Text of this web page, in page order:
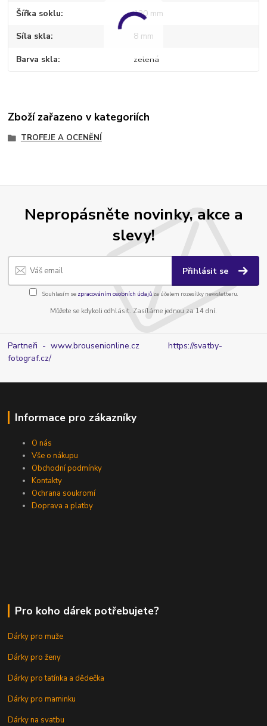
Šířka soklu 120 mm
Síla skla 8 mm
Barva skla zelená
Zboží zařazeno v kategoriích
TROFEJE A OCENĚNÍ
Nepropásněte novinky, akce a
slevy!
Přihlásit se
Souhlasím se zpracováním osobních údajůza účelem rozesílky newsletteru.
Můžete se kdykoli odhlásit. Zasíláme jednou za 14 dní.
Partneři - www.brousenionline.czhttps://svatby-
fotograf.cz/
Informace pro zákazníky
O nás
Vše o nákupu
Obchodní podmínky
Kontakty
Ochrana soukromí
Doprava a platby
Pro koho dárek potřebujete?
Dárky pro muže
Dárky pro ženy
Dárky pro tatínka a dědečka
Dárky pro maminku
Dárky na svatbu